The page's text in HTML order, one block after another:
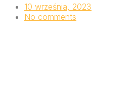
10 września, 2023
No comments